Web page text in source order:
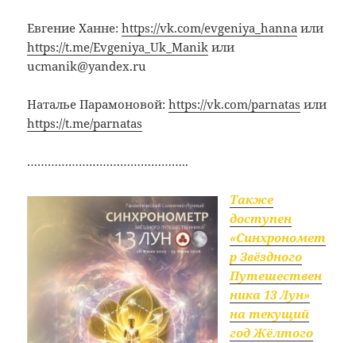
Евгение Ханне:https://vk.com/evgeniya_hanna или
https://t.me/Evgeniya_Uk_Manik или
ucmanik@yandex.ru
Наталье Парамоновой:https://vk.com/parnatas или
https://t.me/parnatas
………………………………………..
Также
доступен
«Синхрономет
р Звёздного
Путешествен
ника 13 Лун»
на текущий
год Жёлтого